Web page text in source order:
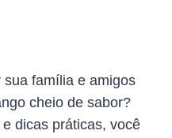
família e amigos
cheio de sabor?
dicas práticas, você